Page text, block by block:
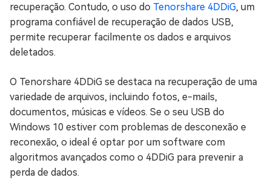
recuperação. Contudo, o uso do Tenorshare 4DDiG, um
programa confiável de recuperação de dados USB,
permite recuperar facilmente os dados e arquivos
deletados.
O Tenorshare 4DDiG se destaca na recuperação de uma
variedade de arquivos, incluindo fotos, e-mails,
documentos, músicas e vídeos. Se o seu USB do
Windows 10 estiver com problemas de desconexão e
reconexão, o ideal é optar por um software com
algoritmos avançados como o 4DDiG para prevenir a
perda de dados.